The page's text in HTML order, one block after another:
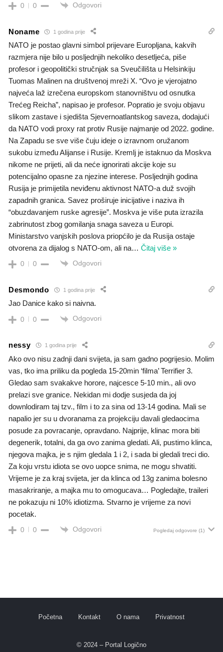
0 0 Odgovori
Noname 1 godina prije
NATO je postao glavni simbol prijevare Europljana, kakvih
razmjera nije bilo u posljednjih nekoliko desetljeća, piše
profesor i geopolitički stručnjak sa Sveučilišta u Helsinkiju
Tuomas Malinen na društvenoj mreži X. “Ovo je vjerojatno
najveća laž izrečena europskom stanovništvu od osnutka
Trećeg Reicha”, napisao je profesor. Popratio je svoju objavu
slikom zastave i sjedišta Sjevernoatlantskog saveza, dodajući
da NATO vodi proxy rat protiv Rusije najmanje od 2022. godine.
Na Zapadu se sve više čuju ideje o izravnom oružanom
sukobu između Alijanse i Rusije. Kremlj je istaknuo da Moskva
nikome ne prijeti, ali da neće ignorirati akcije koje su
potencijalno opasne za njezine interese. Posljednjih godina
Rusija je primijetila neviđenu aktivnost NATO-a duž svojih
zapadnih granica. Savez proširuje inicijative i naziva ih
“obuzdavanjem ruske agresije”. Moskva je više puta izrazila
zabrinutost zbog gomilanja snaga saveza u Europi.
Ministarstvo vanjskih poslova priopćilo je da Rusija ostaje
otvorena za dijalog s NATO-om, ali na… Čitaj više »
0 0 Odgovori
Desmondo 1 godina prije
Jao Danice kako si naivna.
0 0 Odgovori
nessy 1 godina prije
Ako ovo nisu zadnji dani svijeta, ja sam gadno pogrijesio. Molim
vas, tko ima priliku da pogleda 15-20min ‘filma’ Terrifier 3.
Gledao sam svakakve horore, najcesce 5-10 min., ali ovo
prelazi sve granice. Nekidan mi dodje susjeda da joj
downlodiram taj tzv., film i to za sina od 13-14 godina. Mali se
napalio jer su u dvoranama za projekciju davali gledaocima
posude za povracanje, opravdano. Najprije, klinac mora biti
degenerik, totalni, da ga ovo zanima gledati. Ali, pustimo klinca,
njegova majka, je s njim gledala 1 i 2, i sada bi gledali treci dio.
Za koju vrstu idiota se ovo uopce snima, ne mogu shvatiti.
Vrijeme je za kraj svijeta, jer da klinca od 13g zanima bolesno
masakriranje, a majka mu to omogucava… Pogledajte, traileri
ne pokazuju ni 10% idiotizma. Stvarno je vrijeme za novi
pocetak.
0 0 Odgovori Pogledaj odgovore (1)
Početna Kontakt O nama Privatnost
© 2024 – Portal Logično